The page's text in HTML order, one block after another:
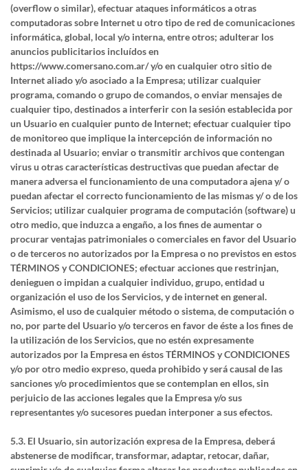
(overflow o similar), efectuar ataques informáticos a otras
computadoras sobre Internet u otro tipo de red de comunicaciones
informática, global, local y/o interna, entre otros; adulterar los
anuncios publicitarios incluídos en
https://www.comersano.com.ar/ y/o en cualquier otro sitio de
Internet aliado y/o asociado a la Empresa; utilizar cualquier
programa, comando o grupo de comandos, o enviar mensajes de
cualquier tipo, destinados a interferir con la sesión establecida por
un Usuario en cualquier punto de Internet; efectuar cualquier tipo
de monitoreo que implique la intercepción de información no
destinada al Usuario; enviar o transmitir archivos que contengan
virus u otras características destructivas que puedan afectar de
manera adversa el funcionamiento de una computadora ajena y/ o
puedan afectar el correcto funcionamiento de las mismas y/ o de los
Servicios; utilizar cualquier programa de computación (software) u
otro medio, que induzca a engaño, a los fines de aumentar o
procurar ventajas patrimoniales o comerciales en favor del Usuario
o de terceros no autorizados por la Empresa o no previstos en estos
TÉRMINOS y CONDICIONES; efectuar acciones que restrinjan,
denieguen o impidan a cualquier individuo, grupo, entidad u
organización el uso de los Servicios, y de internet en general.
Asimismo, el uso de cualquier método o sistema, de computación o
no, por parte del Usuario y/o terceros en favor de éste a los fines de
la utilización de los Servicios, que no estén expresamente
autorizados por la Empresa en éstos TÉRMINOS y CONDICIONES
y/o por otro medio expreso, queda prohibido y será causal de las
sanciones y/o procedimientos que se contemplan en ellos, sin
perjuicio de las acciones legales que la Empresa y/o sus
representantes y/o sucesores puedan interponer a sus efectos.
5.3. El Usuario, sin autorización expresa de la Empresa, deberá
abstenerse de modificar, transformar, adaptar, retocar, dañar,